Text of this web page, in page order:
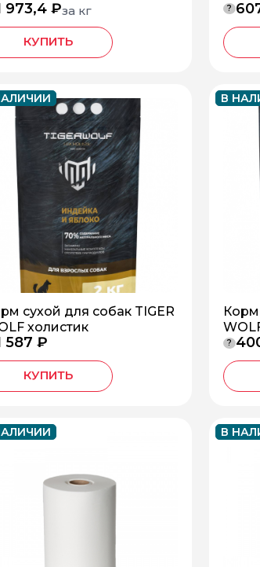
973,4 ₽за кг
КУПИТЬ
рица
?
сухой для собак TIGER
холистик
587 ₽
КУПИТЬ
В
Корм
?
В